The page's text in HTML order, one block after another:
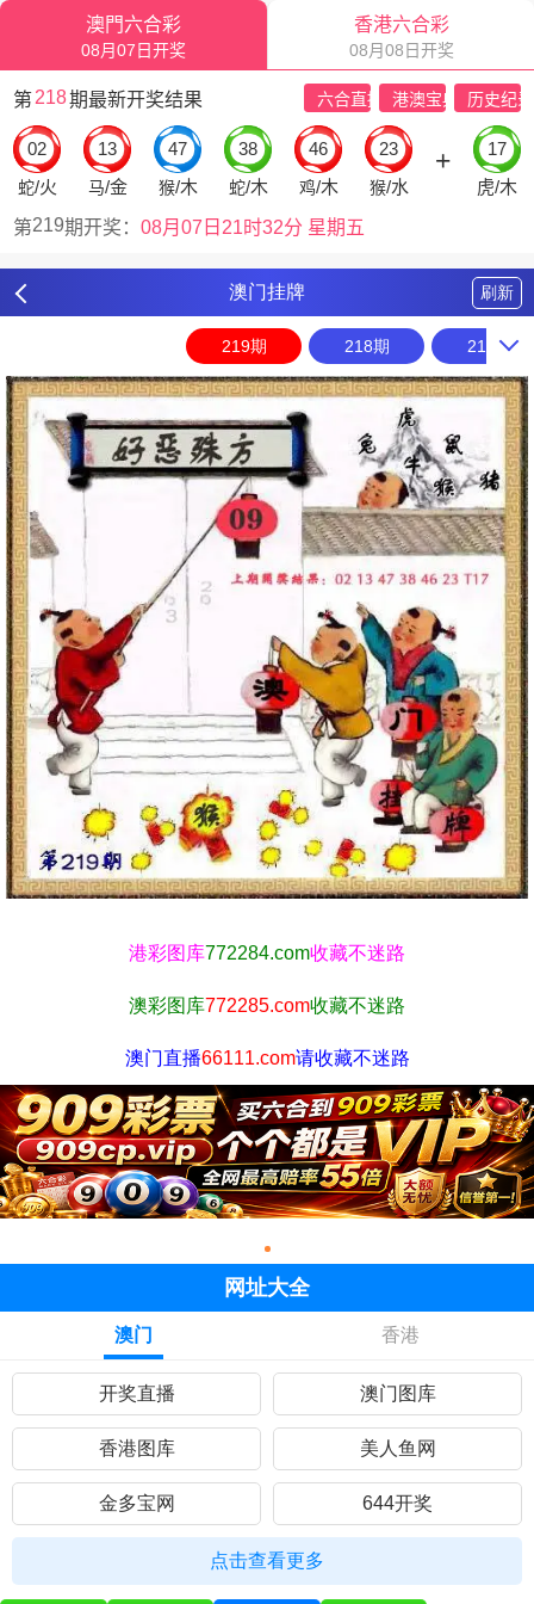
澳门挂牌 刷新
219期 218期 217期
港彩图库772284.com收藏不迷路
澳彩图库772285.com收藏不迷路
澳门直播66111.com请收藏不迷路
网址大全
澳门 香港
开奖直播 澳门图库
香港图库 美人鱼网
金多宝网 644开奖
点击查看更多